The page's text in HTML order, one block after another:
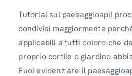
Tutorial sul paesaggioapiI
condivisi maggiormente
applicabili a tutti coloro che
proprio cortile o giardino
Puoi evidenziare il